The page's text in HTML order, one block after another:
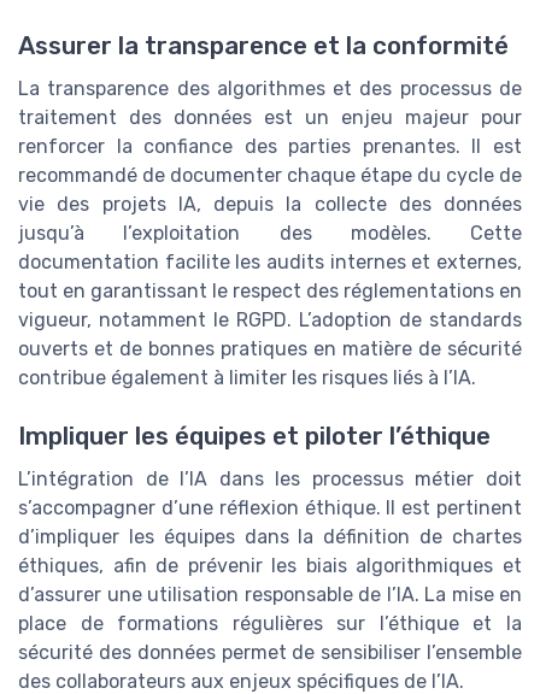
Assurer la transparence et la conformité
La transparence des algorithmes et des processus de
traitement des données est un enjeu majeur pour
renforcer la confiance des parties prenantes. Il est
recommandé de documenter chaque étape du cycle de
vie des projets IA, depuis la collecte des données
jusqu’à l’exploitation des modèles. Cette
documentation facilite les audits internes et externes,
tout en garantissant le respect des réglementations en
vigueur, notamment le RGPD. L’adoption de standards
ouverts et de bonnes pratiques en matière de sécurité
contribue également à limiter les risques liés à l’IA.
Impliquer les équipes et piloter l’éthique
L’intégration de l’IA dans les processus métier doit
s’accompagner d’une réflexion éthique. Il est pertinent
d’impliquer les équipes dans la définition de chartes
éthiques, afin de prévenir les biais algorithmiques et
d’assurer une utilisation responsable de l’IA. La mise en
place de formations régulières sur l’éthique et la
sécurité des données permet de sensibiliser l’ensemble
des collaborateurs aux enjeux spécifiques de l’IA.